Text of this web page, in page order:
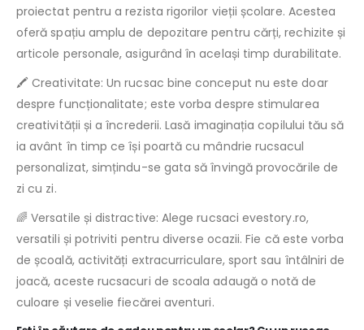
proiectat pentru a rezista rigorilor vieții școlare. Acestea
oferă spațiu amplu de depozitare pentru cărți, rechizite și
articole personale, asigurând în același timp durabilitate.
🖍️ Creativitate: Un rucsac bine conceput nu este doar
despre funcționalitate; este vorba despre stimularea
creativității și a încrederii. Lasă imaginația copilului tău să
ia avânt în timp ce își poartă cu mândrie rucsacul
personalizat, simțindu-se gata să învingă provocările de
zi cu zi.
🌈 Versatile și distractive: Alege rucsaci evestory.ro,
versatili și potriviti pentru diverse ocazii. Fie că este vorba
de școală, activități extracurriculare, sport sau întâlniri de
joacă, aceste rucsacuri de scoala adaugă o notă de
culoare și veselie fiecărei aventuri.